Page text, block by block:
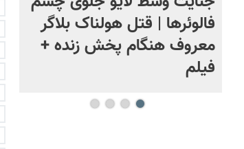
فالوئرها | قتل هولناک بلاگر
معروف هنگام پخش زنده +
فیلم